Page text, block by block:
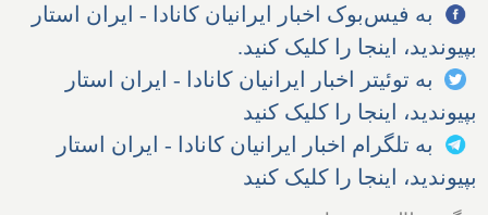
به فیس‌بوک اخبار ایرانیان کانادا - ایران استار
بپیوندید، اینجا را کلیک کنید.
به توئیتر اخبار ایرانیان کانادا - ایران استار
بپیوندید، اینجا را کلیک کنید
به تلگرام اخبار ایرانیان کانادا - ایران استار
بپیوندید، اینجا را کلیک کنید